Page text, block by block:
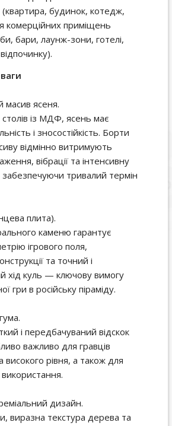
будинок, котедж,
комерційних приміщень
бари, лаунж-зони, готелі,
масив ясеня.
столів із МДФ, ясень має
і зносостійкість. Борти
відмінно витримують
вібрації та інтенсивну
забезпечуючи тривалий термін
плита).
каменю гарантує
ігрового поля,
та точний і
хід куль — ключову вимогу
гри в російську піраміду.
і передбачуваний відскок
важливо для гравців
високого рівня, а також для
дизайн.
виразна текстура дерева та